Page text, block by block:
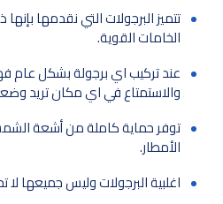
تتميز البرجولات التي نقدمها
الخامات القوية.
عند تركيب اي برجولة بشكل عام
والاستمتاع في اي مكان تريد
توفر حماية كاملة من أشعة
الأمطار.
اغلبية البرجولات وليس جميعها لا